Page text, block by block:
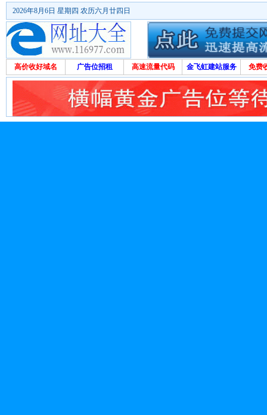
2026年8月6日 星期四 农历六月廿四日
高价收好域名 广告位招租 高速流量代码 金飞虹建站服务 免费